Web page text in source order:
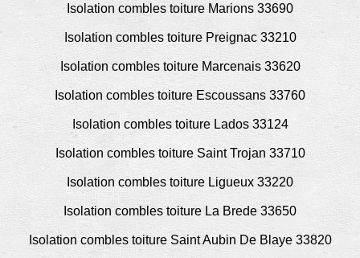
Isolation combles toiture Marions 33690
Isolation combles toiture Preignac 33210
Isolation combles toiture Marcenais 33620
Isolation combles toiture Escoussans 33760
Isolation combles toiture Lados 33124
Isolation combles toiture Saint Trojan 33710
Isolation combles toiture Ligueux 33220
Isolation combles toiture La Brede 33650
Isolation combles toiture Saint Aubin De Blaye 33820